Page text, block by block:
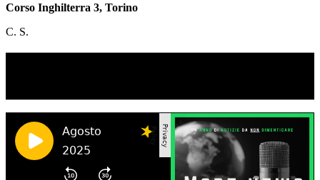
Corso Inghilterra 3, Torino
C. S.